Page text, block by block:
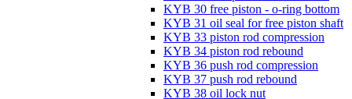
KYB 30 free piston - o-ring bottom
KYB 31 oil seal for free piston shaft
KYB 33 piston rod compression
KYB 34 piston rod rebound
KYB 36 push rod compression
KYB 37 push rod rebound
KYB 38 oil lock nut